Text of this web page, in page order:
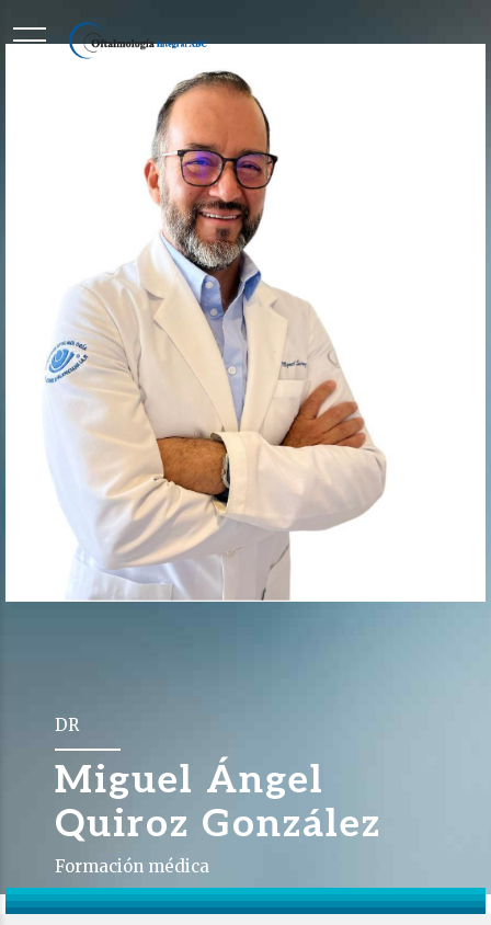
DR
Miguel Ángel
Quiroz González
Formación médica